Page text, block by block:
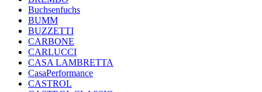
Buchsenfuchs
BUMM
BUZZETTI
CARBONE
CARLUCCI
CASA LAMBRETTA
CasaPerformance
CASTROL